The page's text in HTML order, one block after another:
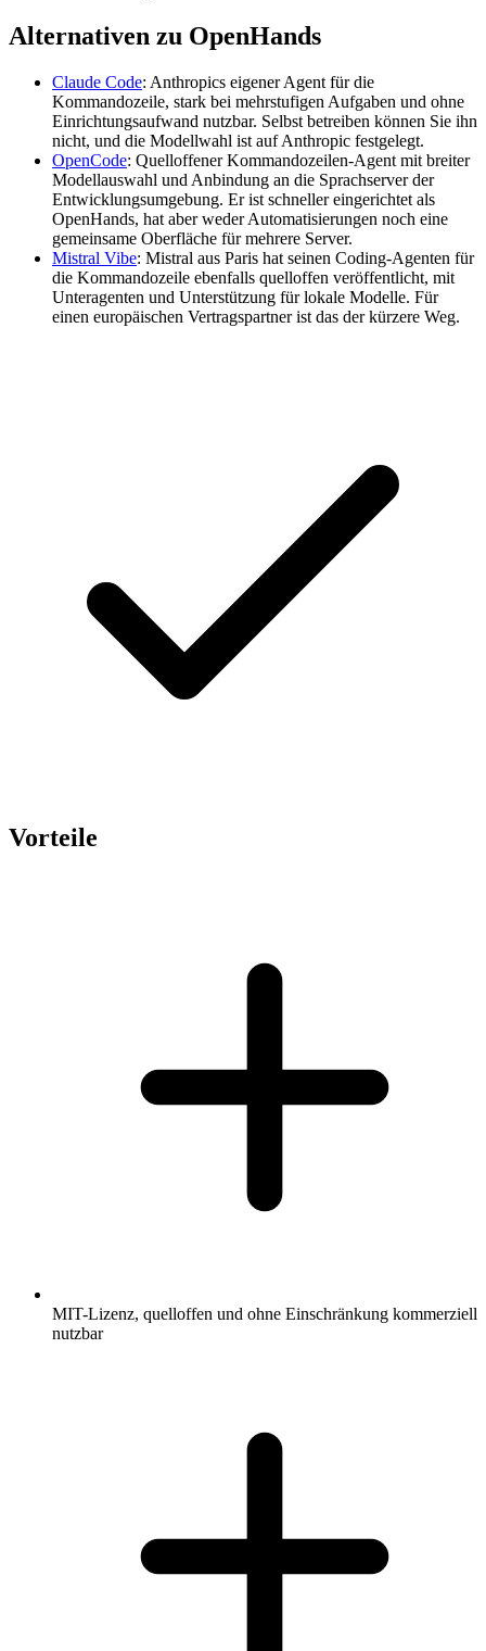
Alternativen zu OpenHands
Claude Code: Anthropics eigener Agent für die
Kommandozeile, stark bei mehrstufigen Aufgaben und ohne
Einrichtungsaufwand nutzbar. Selbst betreiben können Sie ihn
nicht, und die Modellwahl ist auf Anthropic festgelegt.
OpenCode: Quelloffener Kommandozeilen-Agent mit breiter
Modellauswahl und Anbindung an die Sprachserver der
Entwicklungsumgebung. Er ist schneller eingerichtet als
OpenHands, hat aber weder Automatisierungen noch eine
gemeinsame Oberfläche für mehrere Server.
Mistral Vibe: Mistral aus Paris hat seinen Coding-Agenten für
die Kommandozeile ebenfalls quelloffen veröffentlicht, mit
Unteragenten und Unterstützung für lokale Modelle. Für
einen europäischen Vertragspartner ist das der kürzere Weg.
Vorteile
MIT-Lizenz, quelloffen und ohne Einschränkung kommerziell
nutzbar